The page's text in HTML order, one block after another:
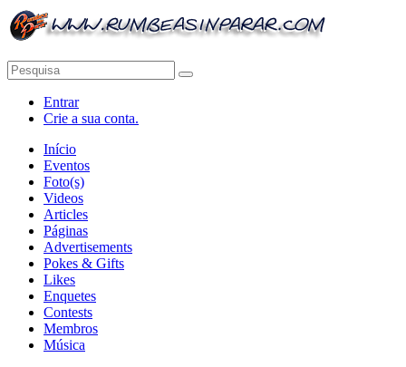
Entrar
Crie a sua conta.
Início
Eventos
Foto(s)
Videos
Articles
Páginas
Advertisements
Pokes & Gifts
Likes
Enquetes
Contests
Membros
Música